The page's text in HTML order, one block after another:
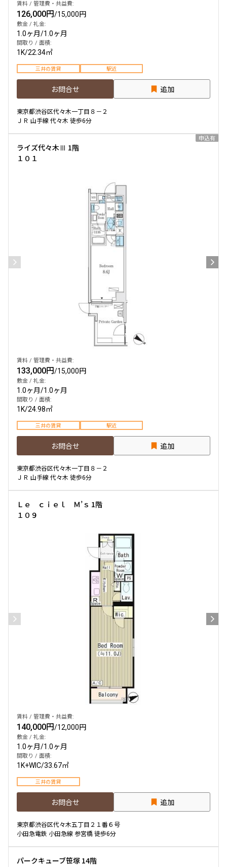
当社限定物件
専任物件
三井の賃貸物件
申込無し物件のみ表示
ペット可・相談
楽器可・相談
より詳細な絞り込み
設定する
86
お部屋を再検索
賃料 / 管理費・共益費:
126,000円/15,000円
敷金 / 礼金:
1.0ヶ月/1.0ヶ月
間取り / 面積:
1K/22.34㎡
三井の賃貸 駅近
お問合せ 追加
東京都渋谷区代々木一丁目８－２
ＪＲ 山手線 代々木 徒歩6分
ライズ代々木Ⅲ 1階
１０１
申込有
賃料 / 管理費・共益費:
133,000円/15,000円
敷金 / 礼金:
1.0ヶ月/1.0ヶ月
間取り / 面積:
1K/24.98㎡
三井の賃貸 駅近
お問合せ 追加
東京都渋谷区代々木一丁目８－２
ＪＲ 山手線 代々木 徒歩6分
Ｌｅ ｃｉｅｌ Ｍ’ｓ 1階
１０９
賃料 / 管理費・共益費:
140,000円/12,000円
敷金 / 礼金:
1.0ヶ月/1.0ヶ月
間取り / 面積:
1K+WIC/33.67㎡
三井の賃貸
お問合せ 追加
東京都渋谷区代々木五丁目２１番６号
小田急電鉄 小田急線 参宮橋 徒歩6分
パークキューブ笹塚 14階